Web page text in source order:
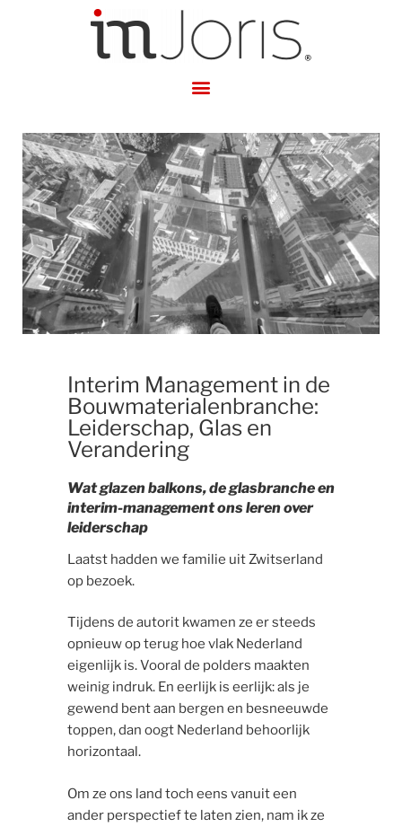
Interim Management in de
Bouwmaterialenbranche:
Leiderschap, Glas en
Verandering
Wat glazen balkons, de glasbranche en
interim-management ons leren over
leiderschap
Laatst hadden we familie uit Zwitserland
op bezoek.
Tijdens de autorit kwamen ze er steeds
opnieuw op terug hoe vlak Nederland
eigenlijk is. Vooral de polders maakten
weinig indruk. En eerlijk is eerlijk: als je
gewend bent aan bergen en besneeuwde
toppen, dan oogt Nederland behoorlijk
horizontaal.
Om ze ons land toch eens vanuit een
ander perspectief te laten zien, nam ik ze